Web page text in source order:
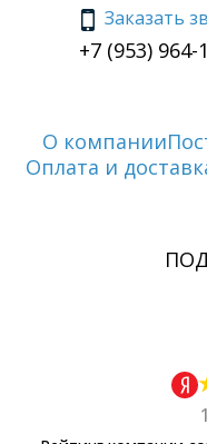
Заказать
+7 (953) 964-
О компании
Оплата и